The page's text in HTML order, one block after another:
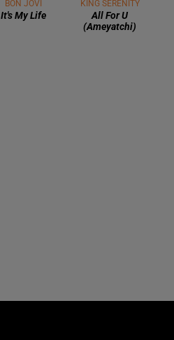
BON JOVI
It's My Life
KING SERENITY
All For U
(ameyatchi)